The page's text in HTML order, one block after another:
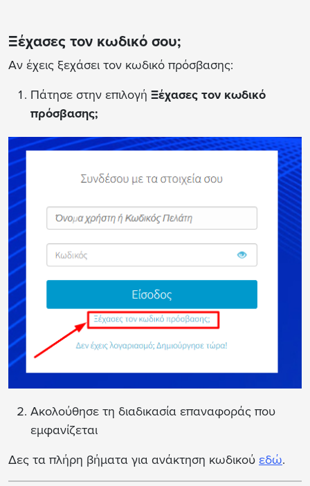
Ξέχασες τον κωδικό σου;
Αν έχεις ξεχάσει τον κωδικό πρόσβασης:
Πάτησε στην επιλογή Ξέχασες τον κωδικό
πρόσβασης;
Ακολούθησε τη διαδικασία επαναφοράς που
εμφανίζεται
Δες τα πλήρη βήματα για ανάκτηση κωδικού εδώ.